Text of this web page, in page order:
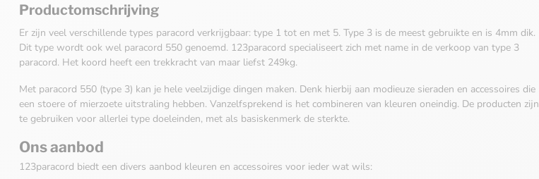
Productomschrijving
Er zijn veel verschillende types paracord verkrijgbaar: type 1 tot en met 5. Type 3 is de meest gebruikte en is 4mm dik.
Dit type wordt ook wel paracord 550 genoemd. 123paracord specialiseert zich met name in de verkoop van type 3
paracord. Het koord heeft een trekkracht van maar liefst 249kg.
Met paracord 550 (type 3) kan je hele veelzijdige dingen maken. Denk hierbij aan modieuze sieraden en accessoires die
een stoere of mierzoete uitstraling hebben. Vanzelfsprekend is het combineren van kleuren oneindig. De producten zijn
te gebruiken voor allerlei type doeleinden, met als basiskenmerk de sterkte.
Ons aanbod
123paracord biedt een divers aanbod kleuren en accessoires voor ieder wat wils: